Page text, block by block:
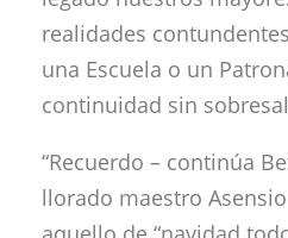
realidades
una Escuela o un
continuidad sin
“Recuerdo – continúa
llorado maestro